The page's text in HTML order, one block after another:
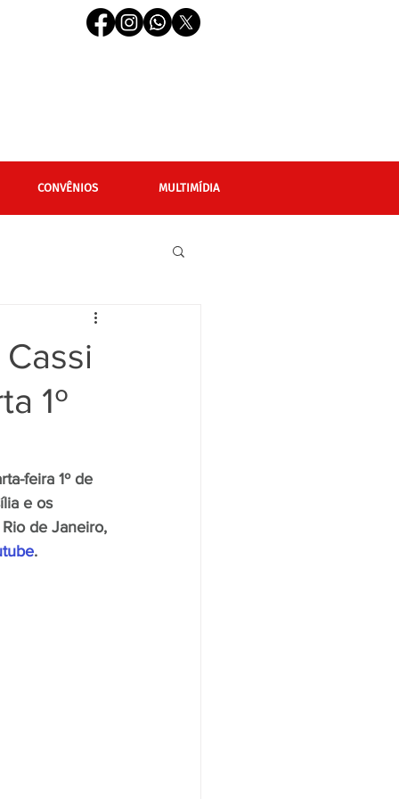
CONVÊNIOS MULTIMÍDIA
Editais
LGBTQIAPN+
1º
feira 1º de
e os
de Janeiro,
.